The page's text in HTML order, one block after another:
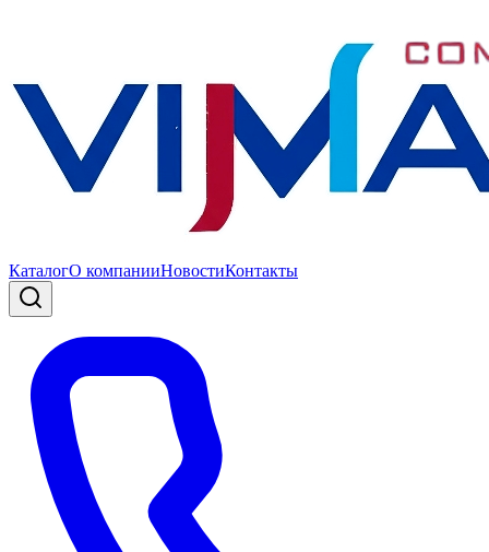
КаталогО компанииНовостиКонтакты